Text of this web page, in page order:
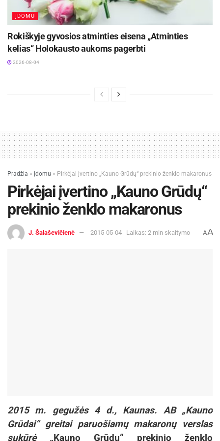
ĮDOMU
Rokiškyje gyvosios atminties eisena „Atminties
kelias“ Holokausto aukoms pagerbti
2026-08-04
Pradžia » Įdomu » Pirkėjai įvertino „Kauno Grūdų“ prekinio ženklo makaronus
Pirkėjai įvertino „Kauno Grūdų“
prekinio ženklo makaronus
J. Šalaševičienė 2015-05-04 Laikas: 2 min skaitymo AA
2015 m. gegužės 4 d., Kaunas. AB „Kauno
Grūdai“ greitai paruošiamų makaronų verslas
sukūrė „Kauno Grūdų“ prekinio ženklo